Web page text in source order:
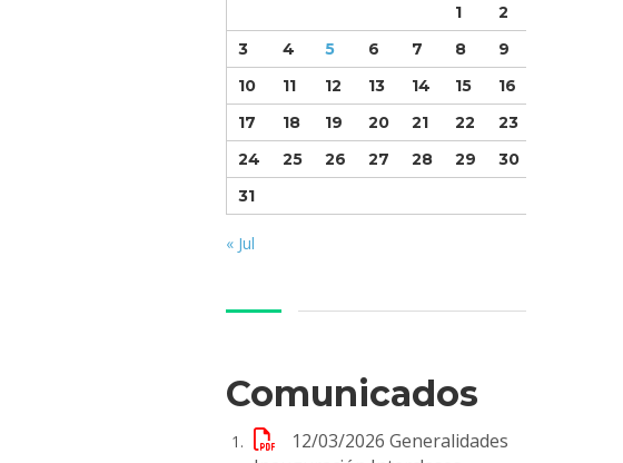
1
2
3
4 5 6 7 8
9
10
11 12 13 14 15
16
17
18 19 20 21 22
23
24
25 26 27 28 29
30
31
« Jul
Comunicados
12/03/2026 Generalidades